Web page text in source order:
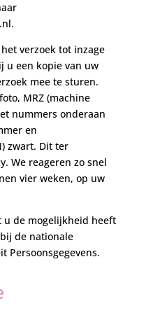
verzoek tot inzage
u een kopie van uw
mee te sturen.
MRZ (machine
nummers onderaan
en
zwart. Dit ter
We reageren zo snel
vier weken, op uw
u de mogelijkheid heeft
de nationale
Persoonsgegevens.